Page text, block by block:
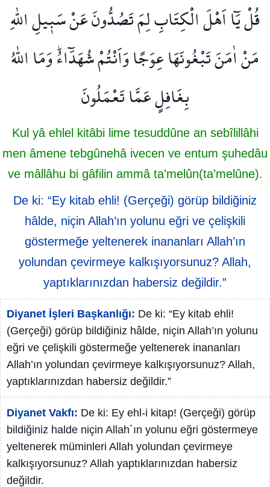
قُلْ يَٓا اَهْلَ الْكِتَابِ لِمَ تَصُدُّونَ عَنْ سَب۪يلِ اللّٰهِ
مَنْ اٰمَنَ تَبْغُونَهَا عِوَجًا وَاَنْتُمْ شُهَدَٓاءُۜ وَمَا اللّٰهُ
بِغَافِلٍ عَمَّا تَعْمَلُونَ
Kul yâ ehlel kitâbi lime tesuddûne an sebîlillâhi
men âmene tebgûnehâ ivecen ve entum şuhedâu
ve mâllâhu bi gâfilin ammâ ta’melûn(ta’melûne).
De ki: “Ey kitab ehli! (Gerçeği) görüp bildiğiniz
hâlde, niçin Allah’ın yolunu eğri ve çelişkili
göstermeğe yeltenerek inananları Allah’ın
yolundan çevirmeye kalkışıyorsunuz? Allah,
yaptıklarınızdan habersiz değildir.”
Diyanet İşleri Başkanlığı: De ki: “Ey kitab ehli!
(Gerçeği) görüp bildiğiniz hâlde, niçin Allah’ın yolunu
eğri ve çelişkili göstermeğe yeltenerek inananları
Allah’ın yolundan çevirmeye kalkışıyorsunuz? Allah,
yaptıklarınızdan habersiz değildir.”
Diyanet Vakfı: De ki: Ey ehl-i kitap! (Gerçeği) görüp
bildiğiniz halde niçin Allah´ın yolunu eğri göstermeye
yeltenerek müminleri Allah yolundan çevirmeye
kalkışıyorsunuz? Allah yaptıklarınızdan habersiz
değildir.